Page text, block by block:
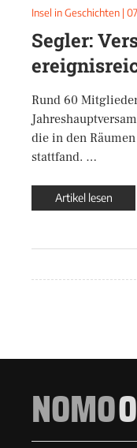
Insel in Geschichten |
Segler:
Rund 60
die in den
stattfand. …
Artikel lesen
NOMO